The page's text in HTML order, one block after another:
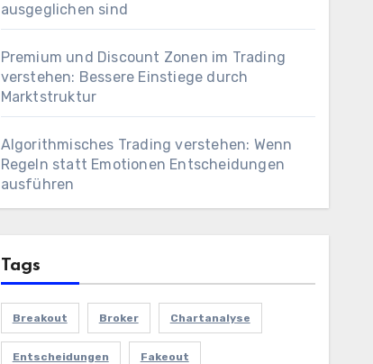
ausgeglichen sind
Premium und Discount Zonen im Trading
verstehen: Bessere Einstiege durch
Marktstruktur
Algorithmisches Trading verstehen: Wenn
Regeln statt Emotionen Entscheidungen
ausführen
Tags
Breakout Broker Chartanalyse
Entscheidungen Fakeout